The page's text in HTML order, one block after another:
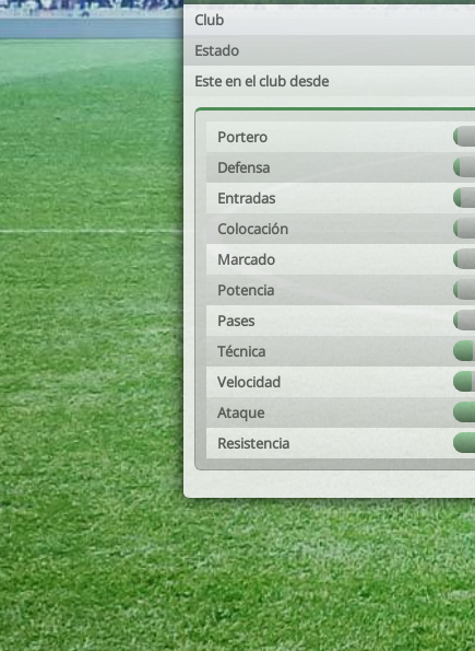
Club
Estado
Este en el club desde
Portero
Defensa
Entradas
Colocación
Marcado
Potencia
Pases
Técnica
Velocidad
Ataque
Resistencia